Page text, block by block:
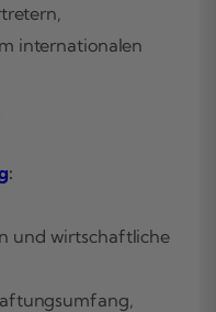
internationalen
:
und wirtschaftliche